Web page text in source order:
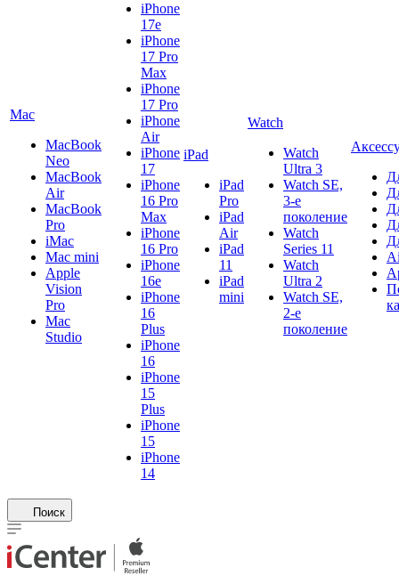
Mac
MacBook
Neo
MacBook
Air
MacBook
Pro
iMac
Mac mini
Apple
Vision
Pro
Mac
Studio
iPhone
17e
iPhone
17 Pro
Max
iPhone
17 Pro
iPhone
Air
iPhone
17
iPhone
16 Pro
Max
iPhone
16 Pro
iPhone
16e
iPhone
16
Plus
iPhone
16
iPhone
15
Plus
iPhone
15
iPhone
14
iPad
iPad
Pro
iPad
Air
iPad
11
iPad
mini
Watch
Watch
Ultra 3
Watch SE,
3-е
поколение
Watch
Series 11
Watch
Ultra 2
Watch SE,
2-е
поколение
Поиск